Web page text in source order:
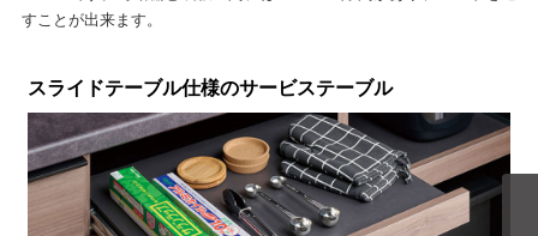
すことが出来ます。
スライドテーブル仕様のサービステーブル